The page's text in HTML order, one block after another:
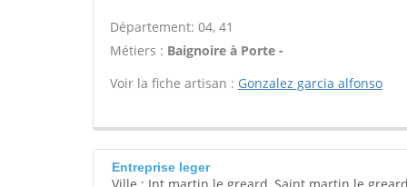
Département: 04, 41
Métiers : Baignoire à Porte -
Voir la fiche artisan : Gonzalez garcia alfonso
Entreprise leger